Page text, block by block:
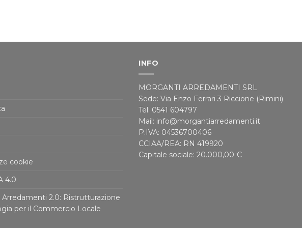
cookie
4.0
2.0: Ristrutturazione
per il Commercio Locale
INFO
MORGANTI ARREDAMENTI SRL
Sede: Via Enzo Ferrari 3 Riccione (Rimini)
Tel: 0541 604797
Mail: info@morgantiarredamenti.it
P.IVA: 04536700406
CCIAA/REA: RN 419920
Capitale sociale: 20.000,00 €